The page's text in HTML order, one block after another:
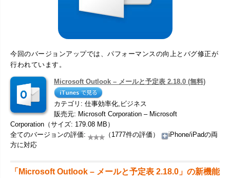
今回のバージョンアップでは、パフォーマンスの向上とバグ修正が
行われています。
Microsoft Outlook – メールと予定表 2.18.0 (無料)
カテゴリ: 仕事効率化,ビジネス
販売元: Microsoft Corporation – Microsoft
Corporation（サイズ: 179.08 MB）
全てのバージョンの評価:
（1777件の評価）
iPhone/iPadの両
方に対応
「Microsoft Outlook – メールと予定表 2.18.0」の新機能